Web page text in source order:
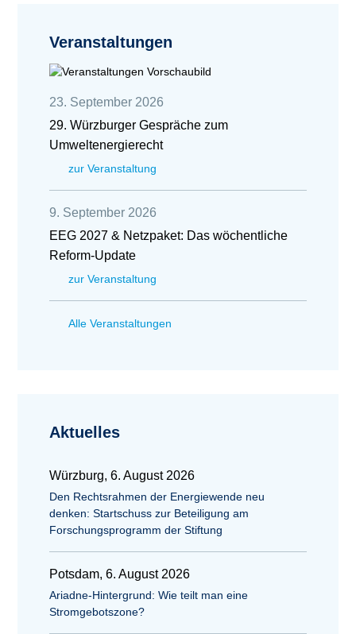
Veranstaltungen
23. September 2026
29. Würzburger Gespräche zum
Umweltenergierecht
zur Veranstaltung
9. September 2026
EEG 2027 & Netzpaket: Das wöchentliche
Reform-Update
zur Veranstaltung
Alle Veranstaltungen
Aktuelles
Würzburg, 6. August 2026
Den Rechtsrahmen der Energiewende neu
denken: Startschuss zur Beteiligung am
Forschungsprogramm der Stiftung
Potsdam, 6. August 2026
Ariadne-Hintergrund: Wie teilt man eine
Stromgebotszone?